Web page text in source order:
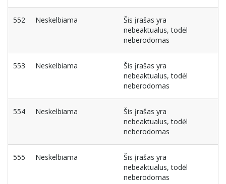
552 Neskelbiama
Šis įrašas yra
nebeaktualus, todėl
neberodomas
553 Neskelbiama
Šis įrašas yra
nebeaktualus, todėl
neberodomas
554 Neskelbiama
Šis įrašas yra
nebeaktualus, todėl
neberodomas
555 Neskelbiama
Šis įrašas yra
nebeaktualus, todėl
neberodomas